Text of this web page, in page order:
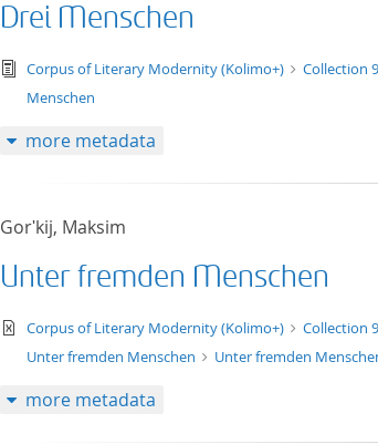
Drei Menschen
text/tg.edition+tg.aggregation+xml
Corpus of Literary Modernity (Kolimo+) Collection
Menschen
more metadata
Gorʹkij, Maksim
Unter fremden Menschen
text/xml
Corpus of Literary Modernity (Kolimo+)
Collection
Unter fremden Menschen
Unter fremden
more metadata